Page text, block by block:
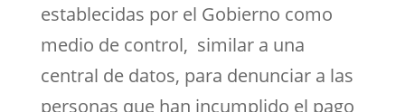
establecidas por el Gobierno como
medio de control, similar a una
central de datos, para denunciar a las
personas que han incumplido el pago